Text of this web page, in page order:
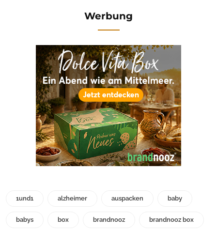
Werbung
1und1 alzheimer auspacken baby
babys box brandnooz brandnooz box